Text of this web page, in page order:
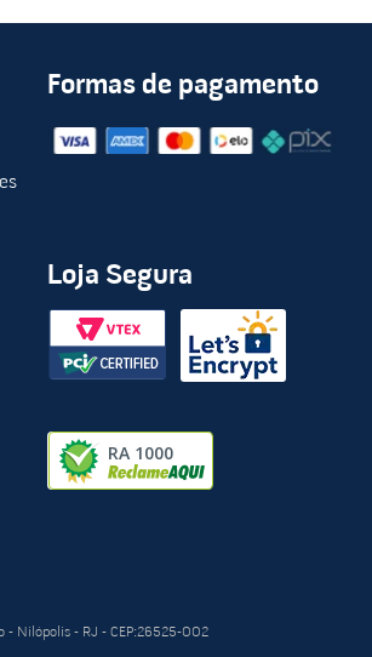
Formas de pagamento
Loja Segura
- Nilópolis - RJ - CEP:26525-002